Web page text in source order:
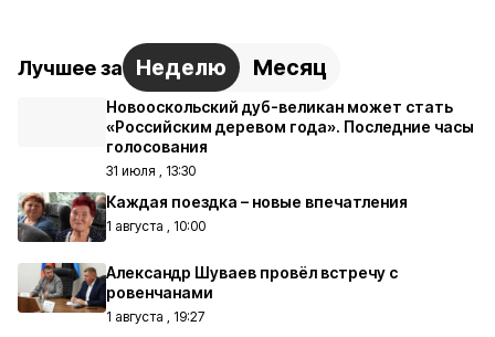
Лучшее за Неделю Месяц
Новооскольский дуб-великан может стать
«Российским деревом года». Последние часы
голосования
31 июля , 13:30
Каждая поездка – новые впечатления
1 августа , 10:00
Александр Шуваев провёл встречу с
ровенчанами
1 августа , 19:27